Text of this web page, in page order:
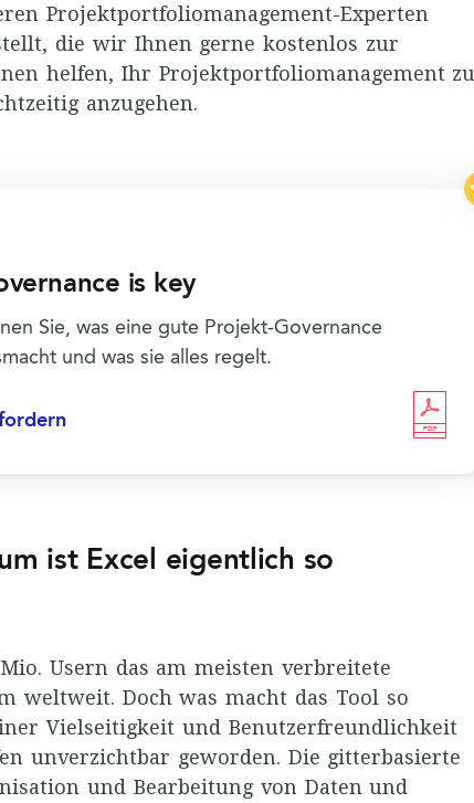
Projektportfoliomanagement-Experten
die wir Ihnen gerne kostenlos zur
helfen, Ihr Projektportfoliomanagement zu
anzugehen.
is key
Sie, was eine gute Projekt-Governance
und was sie alles regelt.
PDF
ist Excel eigentlich so
Usern das am meisten verbreitete
weltweit. Doch was macht das Tool so
Vielseitigkeit und Benutzerfreundlichkeit
unverzichtbar geworden. Die gitterbasierte
und Bearbeitung von Daten und